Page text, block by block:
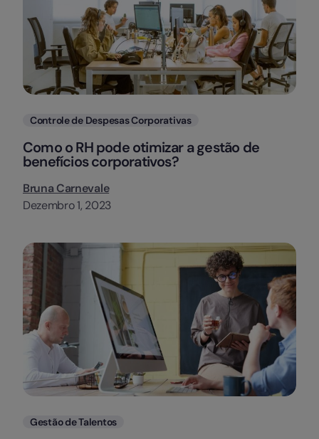
Categorias
Controle de Despesas Corporativas
Como o RH pode otimizar a gestão de
benefícios corporativos?
Bruna Carnevale
Dezembro 1, 2023
Categorias
Gestão de Talentos